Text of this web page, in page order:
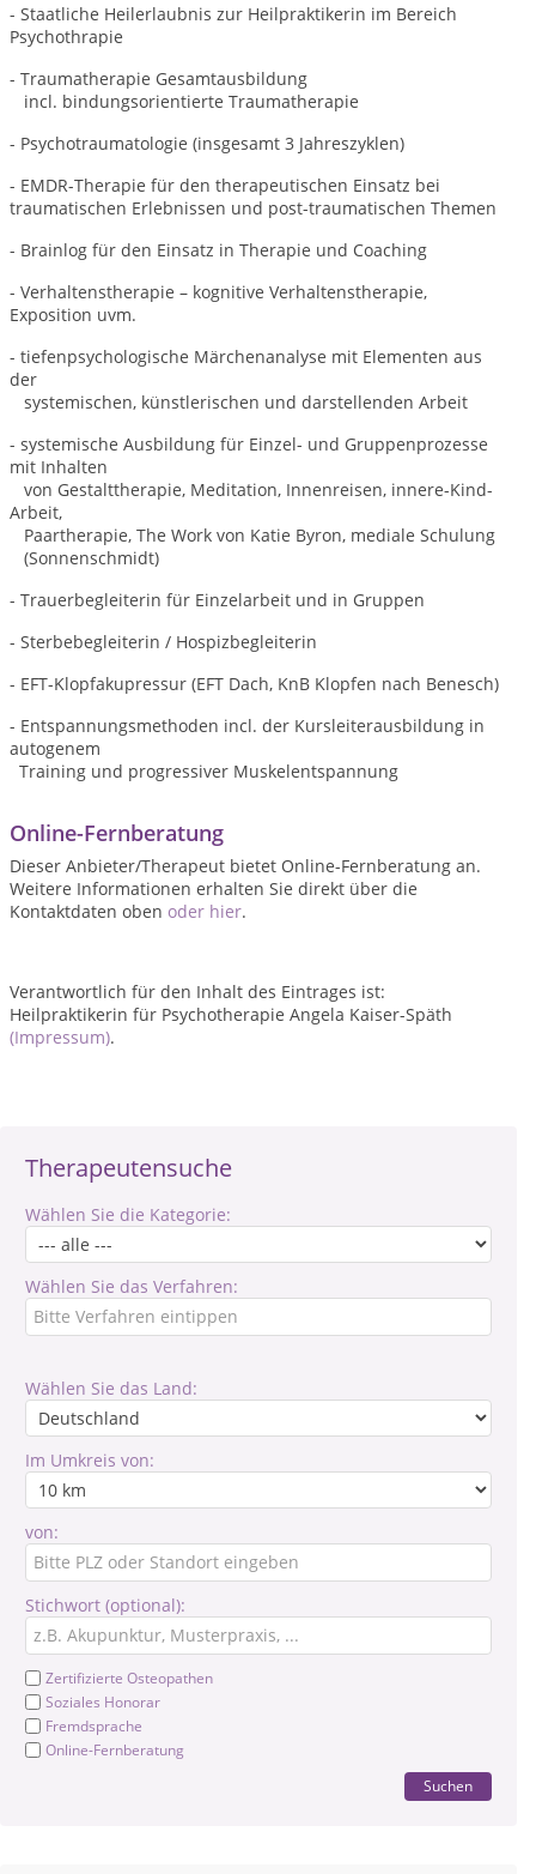
Therapeutensuche
Wählen Sie die Kategorie:
Wählen Sie das Verfahren:
Wählen Sie das Land:
Im Umkreis von:
von:
Stichwort (optional):
Zertifizierte Osteopathen
Soziales Honorar
Fremdsprache
Online-Fernberatung
Suchen
- Staatliche Heilerlaubnis zur Heilpraktikerin im Bereich
Psychothrapie
- Traumatherapie Gesamtausbildung
incl. bindungsorientierte Traumatherapie
- Psychotraumatologie (insgesamt 3 Jahreszyklen)
- EMDR-Therapie für den therapeutischen Einsatz bei
traumatischen Erlebnissen und post-traumatischen Themen
- Brainlog für den Einsatz in Therapie und Coaching
- Verhaltenstherapie – kognitive Verhaltenstherapie,
Exposition uvm.
- tiefenpsychologische Märchenanalyse mit Elementen aus
der
systemischen, künstlerischen und darstellenden Arbeit
- systemische Ausbildung für Einzel- und Gruppenprozesse
mit Inhalten
von Gestalttherapie, Meditation, Innenreisen, innere-Kind-
Arbeit,
Paartherapie, The Work von Katie Byron, mediale Schulung
(Sonnenschmidt)
- Trauerbegleiterin für Einzelarbeit und in Gruppen
- Sterbebegleiterin / Hospizbegleiterin
- EFT-Klopfakupressur (EFT Dach, KnB Klopfen nach Benesch)
- Entspannungsmethoden incl. der Kursleiterausbildung in
autogenem
Training und progressiver Muskelentspannung
Online-Fernberatung
Dieser Anbieter/Therapeut bietet Online-Fernberatung an.
Weitere Informationen erhalten Sie direkt über die
Kontaktdaten oben oder hier.
Verantwortlich für den Inhalt des Eintrages ist:
Heilpraktikerin für Psychotherapie Angela Kaiser-Späth
(Impressum).